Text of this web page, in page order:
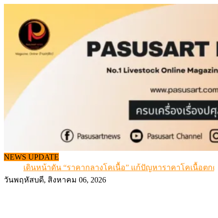
content
NEWS UPDATE
จากเครื่องดนตรีพื้นบ้านอีสาน สู่ “แคนมิลค์” แบรนด์นมโค
ข้อมูลราคา สุกรมีชีวิตหน้าฟาร์ม พระที่ 6 สิงหาคม 2569
เดินหน้าดัน “ราคากลางโคเนื้อ” แก้ปัญหาราคาโคเนื้อตก
สกัดลักลอบนำเข้าเอ็นโคแช่แข็งกว่า 12.6 ตัน สมุทรสาคร
วันพฤหัสบดี, สิงหาคม 06, 2026